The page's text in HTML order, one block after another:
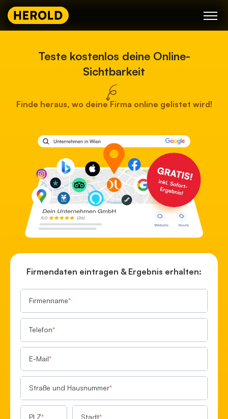
Teste kostenlos deine Online-
Sichtbarkeit
Finde heraus, wo deine Firma online gelistet wird!
Firmendaten eintragen & Ergebnis erhalten:
Firmenname*
Telefon*
E-Mail*
Straße und Hausnummer*
PLZ* Stadt*